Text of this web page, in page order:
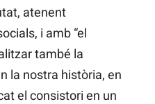
atenent
i amb “el
també la
la nostra història, en
el consistori en un